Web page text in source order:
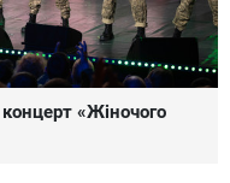
«Жіночого